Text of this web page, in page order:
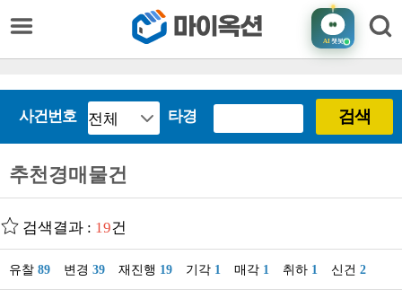
AI챗봇
사건번호 타경 검색
추천경매물건
검색결과 : 19건
유찰 89 변경 39 재진행 19 기각 1 매각 1 취하 1 신건 2